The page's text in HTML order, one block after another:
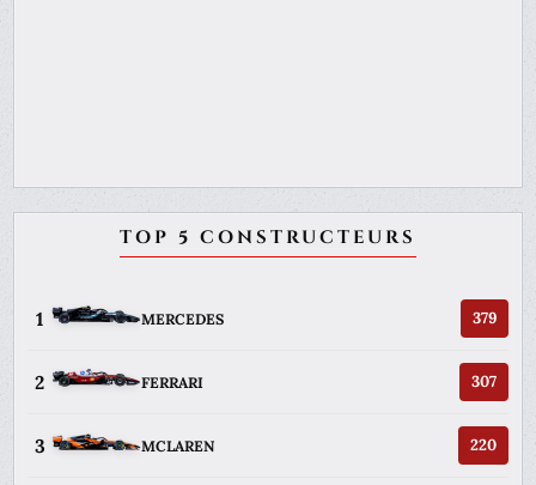
TOP 5 CONSTRUCTEURS
1 MERCEDES 379
2 FERRARI 307
3 MCLAREN 220